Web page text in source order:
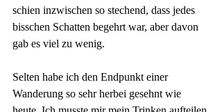
schien inzwischen so stechend, dass jedes
bisschen Schatten begehrt war, aber davon
gab es viel zu wenig.
Selten habe ich den Endpunkt einer
Wanderung so sehr herbei gesehnt wie